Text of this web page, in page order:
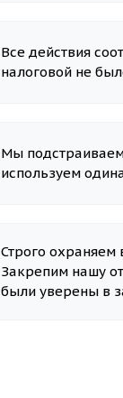
Все действия
налоговой не
Мы
используем
Строго
Закрепим нашу
были уверены в